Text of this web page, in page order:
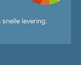
levering.